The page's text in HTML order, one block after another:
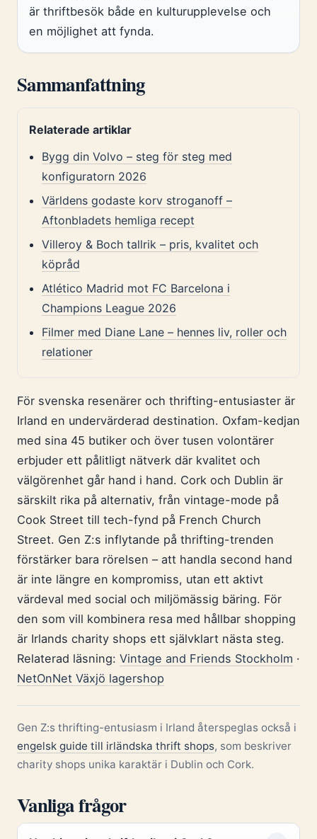
är thriftbesök både en kulturupplevelse och
en möjlighet att fynda.
Sammanfattning
Relaterade artiklar
Bygg din Volvo – steg för steg med
konfiguratorn 2026
Världens godaste korv stroganoff –
Aftonbladets hemliga recept
Villeroy & Boch tallrik – pris, kvalitet och
köpråd
Atlético Madrid mot FC Barcelona i
Champions League 2026
Filmer med Diane Lane – hennes liv, roller och
relationer
För svenska resenärer och thrifting-entusiaster är
Irland en undervärderad destination. Oxfam-kedjan
med sina 45 butiker och över tusen volontärer
erbjuder ett pålitligt nätverk där kvalitet och
välgörenhet går hand i hand. Cork och Dublin är
särskilt rika på alternativ, från vintage-mode på
Cook Street till tech-fynd på French Church
Street. Gen Z:s inflytande på thrifting-trenden
förstärker bara rörelsen – att handla second hand
är inte längre en kompromiss, utan ett aktivt
värdeval med social och miljömässig bäring. För
den som vill kombinera resa med hållbar shopping
är Irlands charity shops ett självklart nästa steg.
Relaterad läsning: Vintage and Friends Stockholm ·
NetOnNet Växjö lagershop
Gen Z:s thrifting-entusiasm i Irland återspeglas också i
engelsk guide till irländska thrift shops, som beskriver
charity shops unika karaktär i Dublin och Cork.
Vanliga frågor